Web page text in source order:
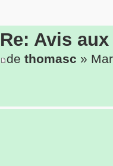
Re: Avis
de thomasc »